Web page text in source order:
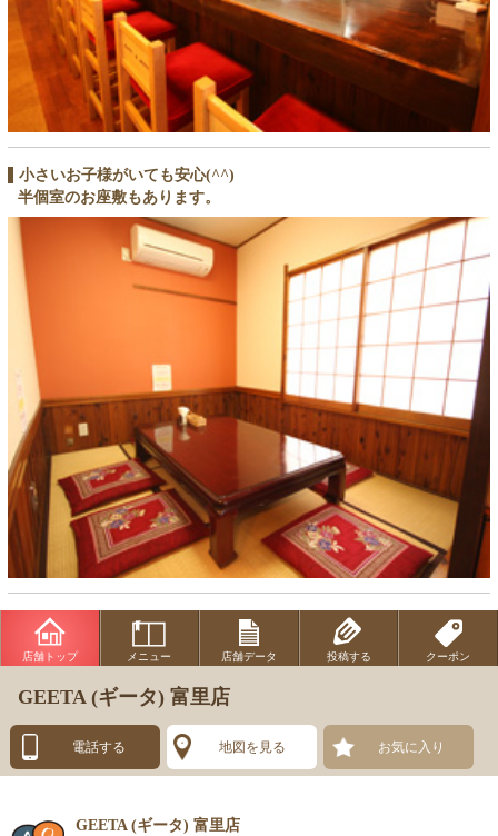
小さいお子様がいても安心(^^)
半個室のお座敷もあります。
店舗トップ メニュー 店舗データ 投稿する クーポン
GEETA (ギータ) 富里店
電話する 地図を見る お気に入り
GEETA (ギータ) 富里店